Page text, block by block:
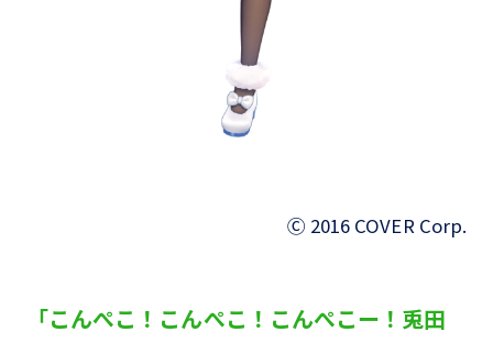
Ⓒ 2016 COVER Corp.
「こんぺこ！こんぺこ！こんぺこー！兎田